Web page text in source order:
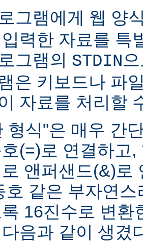
그램에게 웹 양
력한 자료를 특
그램의 STDIN
은 키보드나 파
자료를 처리할
형식"은 매우 간
(=)로 연결하고
앤퍼샌드(&)로
호 같은 부자연
16진수로 변환
음과 같이 생겼